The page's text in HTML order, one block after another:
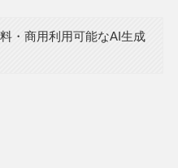
・商用利用可能なAI生成